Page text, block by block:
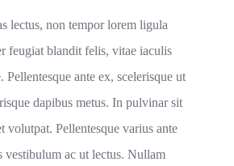
lectus, non tempor lorem ligula
feugiat blandit felis, vitae iaculis
Pellentesque ante ex, scelerisque ut
dapibus metus. In pulvinar sit
volutpat. Pellentesque varius ante
vestibulum ac ut lectus. Nullam